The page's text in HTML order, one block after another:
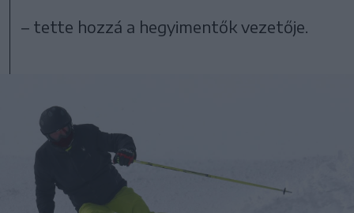
– tette hozzá a hegyimentők vezetője.